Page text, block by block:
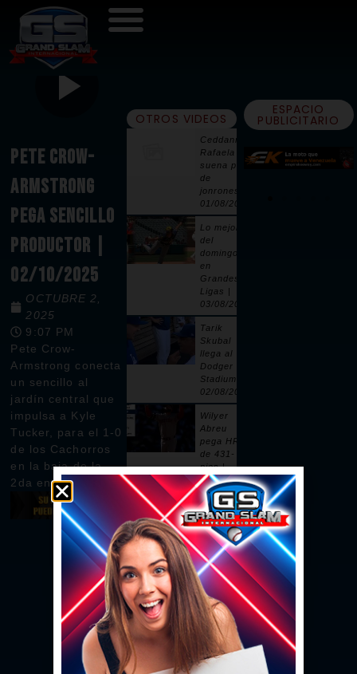
PETE CROW-
ARMSTRONG
PEGA SENCILLO
PRODUCTOR |
02/10/2025
OCTUBRE 2,
2025
9:07 PM
Pete Crow-
Armstrong conecta
un sencillo al
jardín central que
impulsa a Kyle
Tucker, para el 1-0
de los Cachorros
en la baja de la
2da entrada
OTROS VIDEOS
Ceddanne
Rafaela
suena par
de
jonrones |
01/08/2026
Lo mejor
del
domingo
en
Grandes
Ligas |
03/08/2026
Tarik
Skubal
llega al
Dodger
Stadium |
02/08/2026
Wilyer
Abreu
pega HR
de 431-
pies |
02/08/2026
Pages
remolca
dos con
sencillo |
02/08/2026
Ceddanne
Rafaela
pega HR
solitario
en la 3ra |
02/08/2026
Se vacían
ESPACIO
PUBLICITARIO